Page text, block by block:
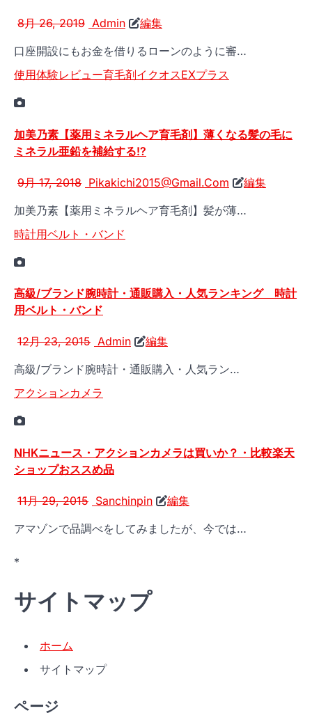
8月 26, 2019 Admin
編集
口座開設にもお金を借りるローンのように審…
使用体験レビュー育毛剤イクオスEXプラス
加美乃素【薬用ミネラルヘア育毛剤】薄くなる髪の毛に
ミネラル亜鉛を補給する!?
9月 17, 2018 Pikakichi2015@Gmail.Com
編集
加美乃素【薬用ミネラルヘア育毛剤】髪が薄…
時計用ベルト・バンド
高級/ブランド腕時計・通販購入・人気ランキング 時計
用ベルト・バンド
12月 23, 2015 Admin
編集
高級/ブランド腕時計・通販購入・人気ラン…
アクションカメラ
NHKニュース・アクションカメラは買いか？・比較楽天
ショップおススめ品
11月 29, 2015 Sanchinpin
編集
アマゾンで品調べをしてみましたが、今では…
*
サイトマップ
ホーム
サイトマップ
ページ